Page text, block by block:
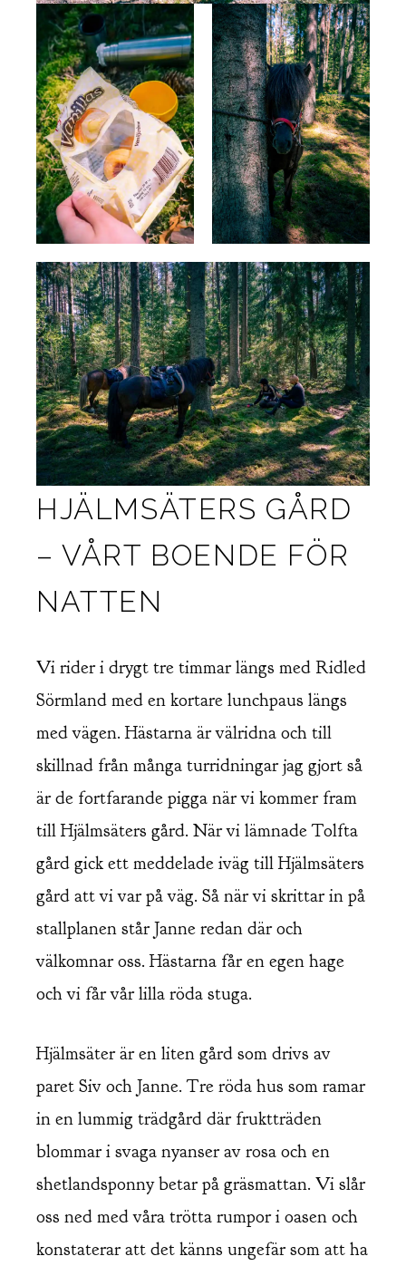
HJÄLMSÄTERS GÅRD
– VÅRT BOENDE FÖR
NATTEN
Vi rider i drygt tre timmar längs med Ridled
Sörmland med en kortare lunchpaus längs
med vägen. Hästarna är välridna och till
skillnad från många turridningar jag gjort så
är de fortfarande pigga när vi kommer fram
till Hjälmsäters gård. När vi lämnade Tolfta
gård gick ett meddelade iväg till Hjälmsäters
gård att vi var på väg. Så när vi skrittar in på
stallplanen står Janne redan där och
välkomnar oss. Hästarna får en egen hage
och vi får vår lilla röda stuga.
Hjälmsäter är en liten gård som drivs av
paret Siv och Janne. Tre röda hus som ramar
in en lummig trädgård där fruktträden
blommar i svaga nyanser av rosa och en
shetlandsponny betar på gräsmattan. Vi slår
oss ned med våra trötta rumpor i oasen och
konstaterar att det känns ungefär som att ha